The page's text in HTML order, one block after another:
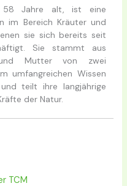
58 Jahre alt, ist eine
im Bereich Kräuter und
sie sich bereits seit
Sie stammt aus
Mutter von zwei
umfangreichen Wissen
teilt ihre langjährige
der Natur.
TCM